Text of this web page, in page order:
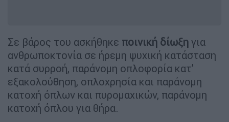
Σε βάρος του ασκήθηκε ποινική δίωξη για
ανθρωποκτονία σε ήρεμη ψυχική κατάσταση
κατά συρροή, παράνομη οπλοφορία κατ’
εξακολούθηση, οπλοχρησία και παράνομη
κατοχή όπλων και πυρομαχικών, παράνομη
κατοχή όπλου για θήρα.